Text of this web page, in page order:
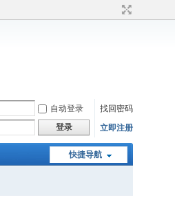
自动登录
找回密码
登录 立即注册
快捷导航